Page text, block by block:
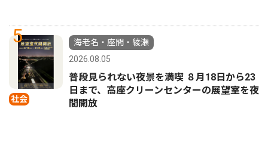
5
社会
海老名・座間・綾瀬
2026.08.05
普段見られない夜景を満喫 ８月18日から23
日まで、高座クリーンセンターの展望室を夜
間開放